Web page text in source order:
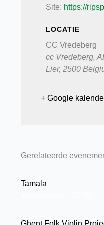
Site: https://
LOCATIE
CC Vredeberg
cc Vredeberg,
Lier, 2500
+ Google
Gerelateerde
Tamala